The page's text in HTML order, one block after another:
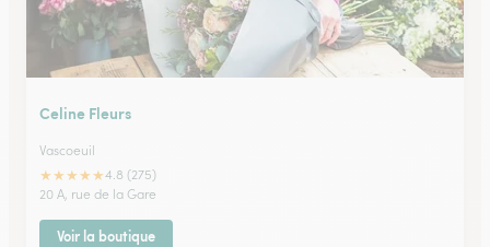
Celine Fleurs
Vascoeuil
★★★★★4.8 (275)
20 A, rue de la Gare
Voir la boutique